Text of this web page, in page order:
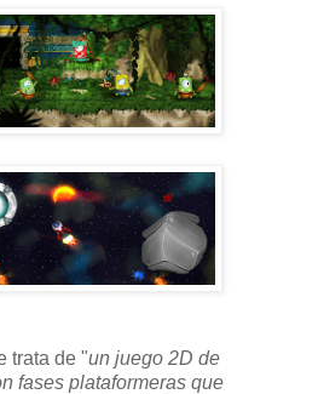
trata de "un juego 2D de
fases plataformeras que